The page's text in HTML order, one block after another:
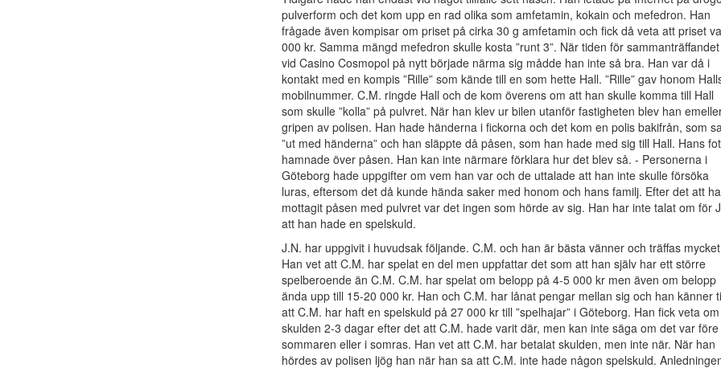
pulverform och det kom upp en rad olika som amfetamin, kokain och mefedron. Han
frågade även kompisar om priset på cirka 30 g amfetamin och fick då veta att priset
000 kr. Samma mängd mefedron skulle kosta ”runt 3”. När tiden för sammanträffandet
vid Casino Cosmopol på nytt började närma sig mådde han inte så bra. Han var då i
kontakt med en kompis ”Rille” som kände till en som hette Hall. ”Rille” gav honom
mobilnummer. C.M. ringde Hall och de kom överens om att han skulle komma till Hall
som skulle ”kolla” på pulvret. När han klev ur bilen utanför fastigheten blev han
gripen av polisen. Han hade händerna i fickorna och det kom en polis bakifrån, som
”ut med händerna” och han släppte då påsen, som han hade med sig till Hall. Hans fot
hamnade över påsen. Han kan inte närmare förklara hur det blev så. - Personerna i
Göteborg hade uppgifter om vem han var och de uttalade att han inte skulle försöka
luras, eftersom det då kunde hända saker med honom och hans familj. Efter det att
mottagit påsen med pulvret var det ingen som hörde av sig. Han har inte talat om för
att han hade en spelskuld.
J.N. har uppgivit i huvudsak följande. C.M. och han är bästa vänner och träffas
Han vet att C.M. har spelat en del men uppfattar det som att han själv har ett större
spelberoende än C.M. C.M. har spelat om belopp på 4-5 000 kr men även om belopp
ända upp till 15-20 000 kr. Han och C.M. har lånat pengar mellan sig och han känner
att C.M. har haft en spelskuld på 27 000 kr till ”spelhajar” i Göteborg. Han fick veta om
skulden 2-3 dagar efter det att C.M. hade varit där, men kan inte säga om det var före
sommaren eller i somras. Han vet att C.M. har betalat skulden, men inte när. När han
hördes av polisen ljög han när han sa att C.M. inte hade någon spelskuld.